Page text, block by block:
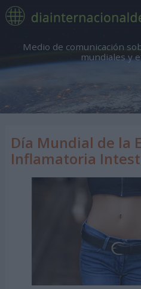
Medio de comunicación
mundiales y
Día Mundial de la
Inflamatoria